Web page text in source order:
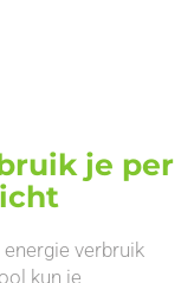
je per
verbruik
kun je